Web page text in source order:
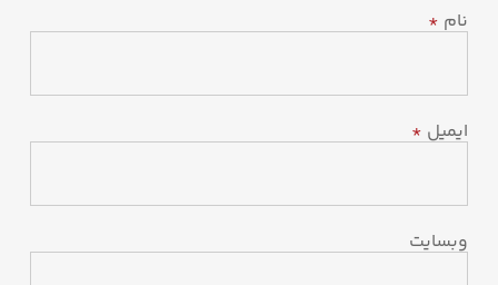
نام *
ایمیل *
وبسایت